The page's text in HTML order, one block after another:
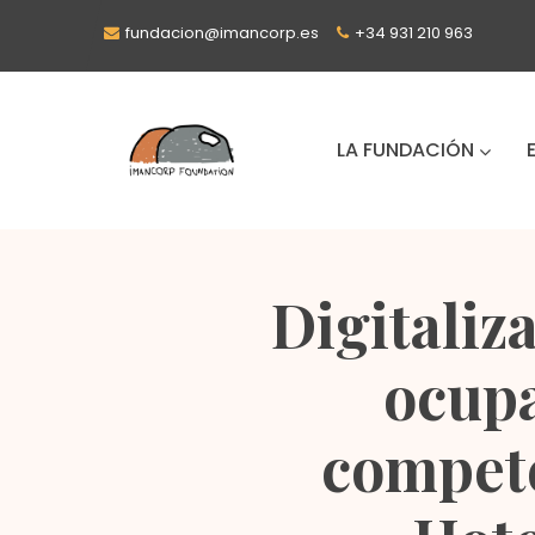
fundacion@imancorp.es +34 931 210 963
LA FUNDACIÓN